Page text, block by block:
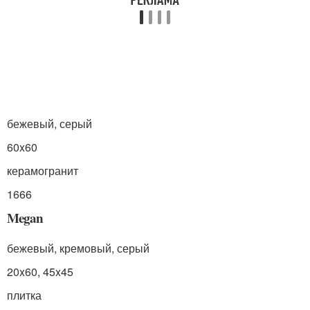
бежевый, серый
60x60
керамогранит
1666
Megan
бежевый, кремовый, серый
20x60, 45x45
плитка